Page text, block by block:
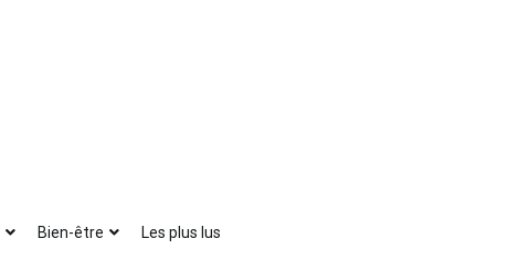
Bien-être Les plus lus